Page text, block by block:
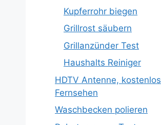
Kupferrohr biegen
Grillrost säubern
Grillanzünder Test
Haushalts Reiniger
HDTV Antenne, kostenlos
Fernsehen
Waschbecken polieren